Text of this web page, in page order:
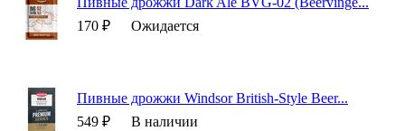
170 ₽
Ожидается
Пивные дрожжи Windsor British-Style Beer...
549 ₽
В наличии